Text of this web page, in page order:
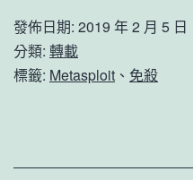
些
發佈日期: 2019 年 2 月 5 日
分類: 轉載
標籤: Metasploit 、 免殺